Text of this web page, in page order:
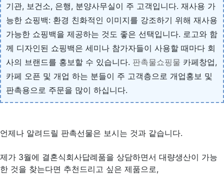
기관, 보건소, 은행, 분양사무실이 주 고객입니다. 재사용 가
능한 쇼핑백: 환경 친화적인 이미지를 강조하기 위해 재사용
가능한 쇼핑백을 제공하는 것도 좋은 선택입니다. 로고와 함
께 디자인된 쇼핑백은 세미나 참가자들이 사용할 때마다 회
사의 브랜드를 홍보할 수 있습니다. 판촉물쇼핑물 카페창업,
카페 오픈 및 개업 하는 분들이 주 고객층으로 개업홍보 및
판촉용으로 주문을 많이 하십니다.
언제나 알려드릴 판촉선물은 보시는 것과 같습니다.
제가 3월에 결혼식회사답례품을 상담하면서 대량생산이 가능
한 것을 찾는다면 추천드리고 싶은 제품으로,